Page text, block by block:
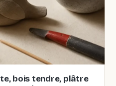
bois tendre, plâtre